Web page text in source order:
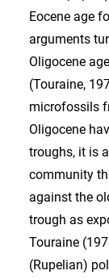
Eocene age
arguments
Oligocene
(Touraine,
microfossils
Oligocene
troughs, it is
community
against the
trough as
Touraine
(Rupelian)